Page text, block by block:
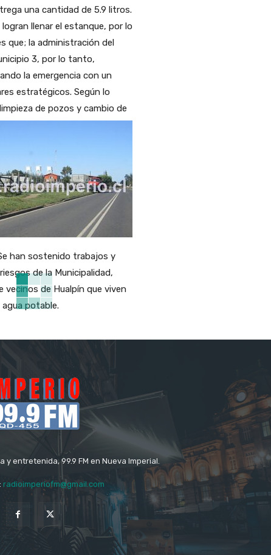
una cantidad de 5.9 litros.
llenar el estanque, por lo
que; la administración del
3, por lo tanto,
la emergencia con un
estratégicos. Según lo
de pozos y cambio de
han sostenido trabajos y
de la Municipalidad,
vecinos de Hualpín que viven
potable.
y entretenida, 99.9 FM en Nueva Imperial.
radioimperiofm@gmail.com